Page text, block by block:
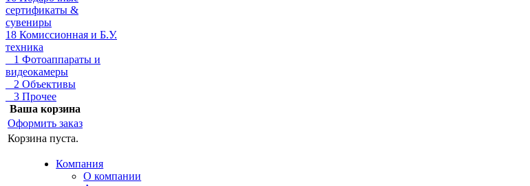
сертификаты &
сувениры
18 Комиссионная и Б.У.
техника
1 Фотоаппараты и
видеокамеры
2 Объективы
3 Прочее
Ваша корзина
Оформить заказ
Корзина пуста.
Компания
О компании